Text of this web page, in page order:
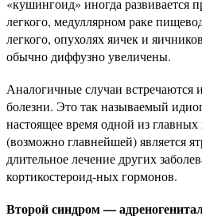
«кушингоид» иногда развивается
легкого, медуллярном раке
легкого, опухолях яичек и
обычно диффузно увеличены.
Аналогичные случаи встречаются
болезни. Это так называемый
настоящее время одной из
(возможно главнейшей) является
длительное лечение других
кортикостероид-ных гормонов.
Второй синдром —